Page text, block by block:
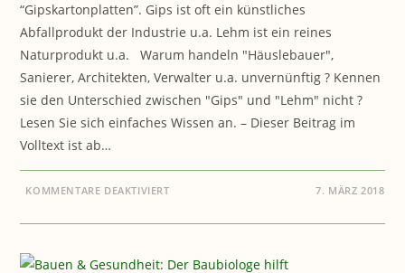
“Gipskartonplatten”. Gips ist oft ein künstliches
Abfallprodukt der Industrie u.a. Lehm ist ein reines
Naturprodukt u.a. Warum handeln "Häuslebauer",
Sanierer, Architekten, Verwalter u.a. unvernünftig ? Kennen
sie den Unterschied zwischen "Gips" und "Lehm" nicht ?
Lesen Sie sich einfaches Wissen an. – Dieser Beitrag im
Volltext ist ab…
KOMMENTARE DEAKTIVIERTFÜR
GIPSKARTONPLATTE
7. MÄRZ 2018